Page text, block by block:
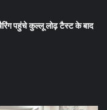
पहुंचे कुल्लू लोढ़ टैस्ट के बाद